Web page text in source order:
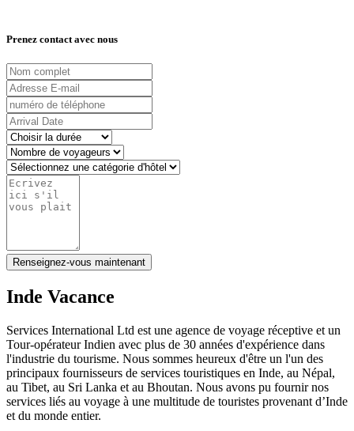
Prenez contact avec nous
Renseignez-vous maintenant
Inde Vacance
Services International Ltd est une agence de voyage réceptive et un
Tour-opérateur Indien avec plus de 30 années d'expérience dans
l'industrie du tourisme. Nous sommes heureux d'être un l'un des
principaux fournisseurs de services touristiques en Inde, au Népal,
au Tibet, au Sri Lanka et au Bhoutan. Nous avons pu fournir nos
services liés au voyage à une multitude de touristes provenant d’Inde
et du monde entier.